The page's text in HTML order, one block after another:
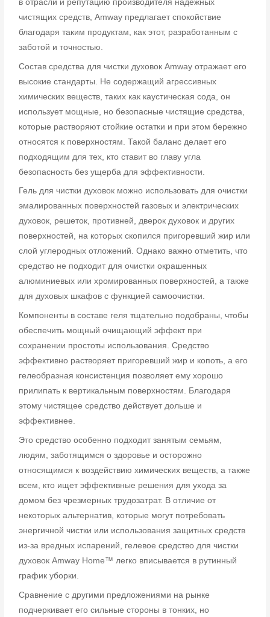
в отрасли и репутацию производителя надежных
чистящих средств, Amway предлагает спокойствие
благодаря таким продуктам, как этот, разработанным с
заботой и точностью.
Состав средства для чистки духовок Amway отражает его
высокие стандарты. Не содержащий агрессивных
химических веществ, таких как каустическая сода, он
использует мощные, но безопасные чистящие средства,
которые растворяют стойкие остатки и при этом бережно
относятся к поверхностям. Такой баланс делает его
подходящим для тех, кто ставит во главу угла
безопасность без ущерба для эффективности.
Гель для чистки духовок можно использовать для очистки
эмалированных поверхностей газовых и электрических
духовок, решеток, противней, дверок духовок и других
поверхностей, на которых скопился пригоревший жир или
слой углеродных отложений. Однако важно отметить, что
средство не подходит для очистки окрашенных
алюминиевых или хромированных поверхностей, а также
для духовых шкафов с функцией самоочистки.
Компоненты в составе геля тщательно подобраны, чтобы
обеспечить мощный очищающий эффект при
сохранении простоты использования. Средство
эффективно растворяет пригоревший жир и копоть, а его
гелеобразная консистенция позволяет ему хорошо
прилипать к вертикальным поверхностям. Благодаря
этому чистящее средство действует дольше и
эффективнее.
Это средство особенно подходит занятым семьям,
людям, заботящимся о здоровье и осторожно
относящимся к воздействию химических веществ, а также
всем, кто ищет эффективные решения для ухода за
домом без чрезмерных трудозатрат. В отличие от
некоторых альтернатив, которые могут потребовать
энергичной чистки или использования защитных средств
из-за вредных испарений, гелевое средство для чистки
духовок Amway Home™ легко вписывается в рутинный
график уборки.
Сравнение с другими предложениями на рынке
подчеркивает его сильные стороны в тонких, но